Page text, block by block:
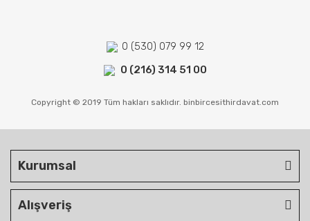
0 (530) 079 99 12
0 (216) 314 51 00
Copyright © 2019 Tüm hakları saklıdır. binbircesithirdavat.com
Kurumsal
Alışveriş